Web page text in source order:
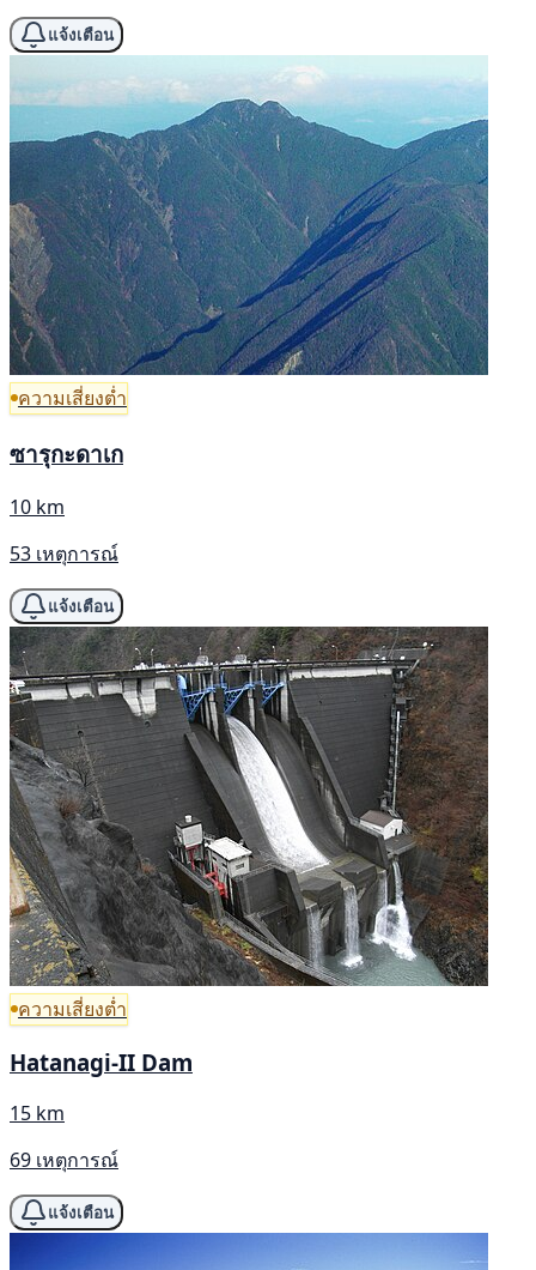
แจ้งเตือน
ความเสี่ยงต่ำ
ซารุกะดาเก
10 km
53 เหตุการณ์
แจ้งเตือน
ความเสี่ยงต่ำ
Hatanagi-II Dam
15 km
69 เหตุการณ์
แจ้งเตือน